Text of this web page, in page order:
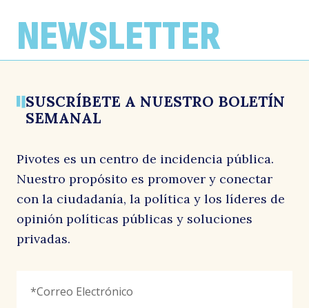
25 marzo, 2024
13 marzo, 2024
condonación
29 febrero, 2024
NEWSLETTER
SUSCRÍBETE A NUESTRO BOLETÍN
SEMANAL
señala
Electrónico *
Pivotes es un centro de incidencia pública.
Nuestro propósito es promover y conectar
con la ciudadanía, la política y los líderes de
opinión políticas públicas y soluciones
privadas.